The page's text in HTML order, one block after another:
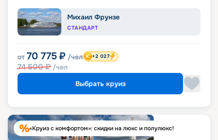
Михаил Фрунзе
СТАНДАРТ
от 70 775 ₽ /чел
74 500₽ /чел
+2 027
Выбрать круиз
«Круиз с комфортом»: скидки на люкс и полулюкс!